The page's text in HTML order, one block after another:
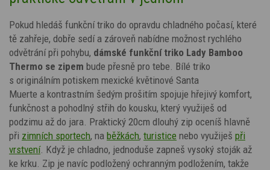
Pokud hledáš funkční triko do opravdu chladného počasí, které
tě zahřeje, dobře sedí a zároveň nabídne možnost rychlého
odvětrání při pohybu, dámské funkční triko Lady Bamboo
Thermo se zipem bude přesně pro tebe. Bílé triko
s originálním potiskem mexické květinové Santa
Muerte a kontrastním šedým prošitím spojuje hřejivý komfort,
funkčnost a pohodlný střih do kousku, který využiješ od
podzimu až do jara. Praktický 20cm dlouhý zip oceníš hlavně
při zimních sportech, na běžkách, turistice nebo využiješ při
vrstvení. Když je chladno, jednoduše zapneš vysoký stoják až
ke krku. Zip je navíc podložený ochranným podložením, takže